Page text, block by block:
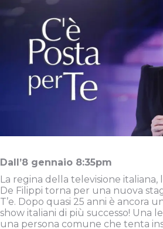
Dall’8 gennaio 8:35pm
La regina della televisione
De Filippi torna per una nuova
T’e. Dopo quasi 25 anni è ancora
show italiani di più successo! Una
una persona comune che tenta